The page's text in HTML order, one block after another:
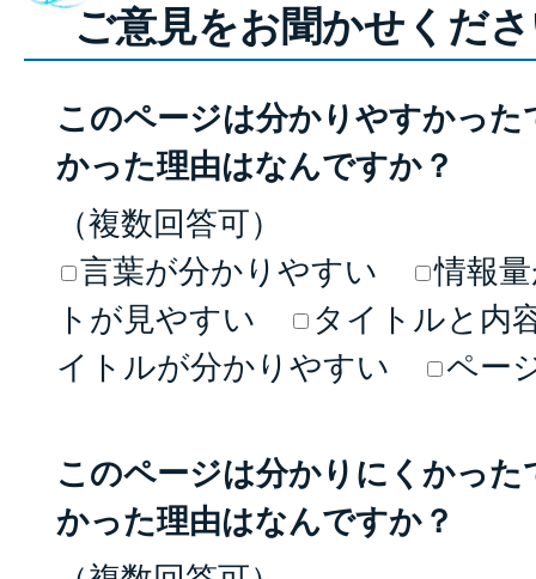
ご意見をお聞かせくだ
このページは分かりやすかっ
かった理由はなんですか？
（複数回答可）
言葉が分かりやすい
情報
トが見やすい
タイトルと内
イトルが分かりやすい
ペー
このページは分かりにくかっ
かった理由はなんですか？